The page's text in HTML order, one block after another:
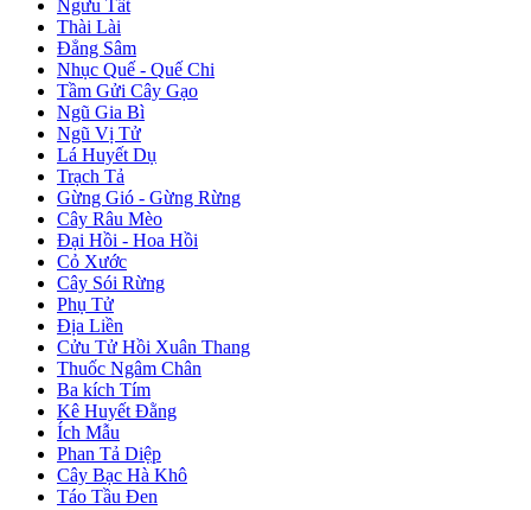
Ngưu Tất
Thài Lài
Đẳng Sâm
Nhục Quế - Quế Chi
Tầm Gửi Cây Gạo
Ngũ Gia Bì
Ngũ Vị Tử
Lá Huyết Dụ
Trạch Tả
Gừng Gió - Gừng Rừng
Cây Râu Mèo
Đại Hồi - Hoa Hồi
Cỏ Xước
Cây Sói Rừng
Phụ Tử
Địa Liền
Cửu Tử Hồi Xuân Thang
Thuốc Ngâm Chân
Ba kích Tím
Kê Huyết Đằng
Ích Mẫu
Phan Tả Diệp
Cây Bạc Hà Khô
Táo Tầu Đen